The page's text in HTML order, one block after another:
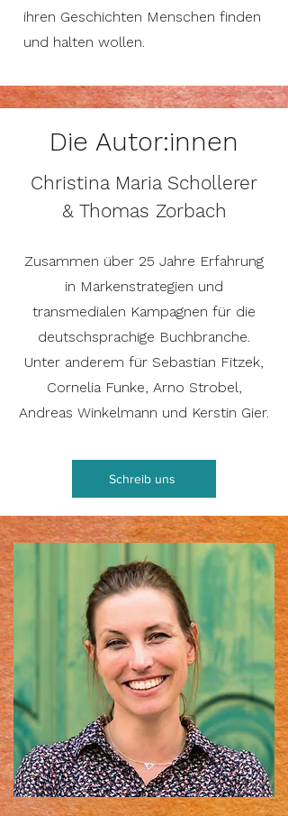
ihren Geschichten Menschen finden
und halten wollen.
Die Autor:innen
Christina Maria Schollerer
& Thomas Zorbach
Zusammen über 25 Jahre Erfahrung
in Markenstrategien und
transmedialen Kampagnen für die
deutschsprachige Buchbranche.
Unter anderem für Sebastian Fitzek,
Cornelia Funke, Arno Strobel,
Andreas Winkelmann und Kerstin Gier.
Schreib uns